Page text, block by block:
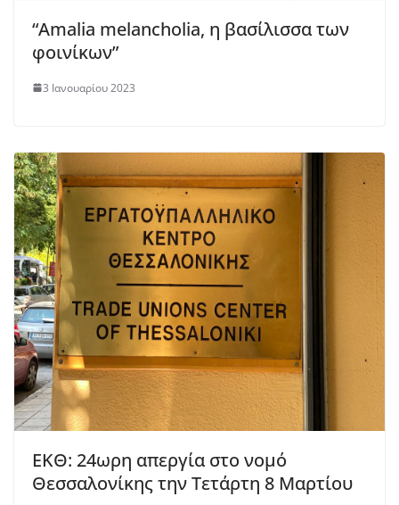
“Amalia melancholia, η βασίλισσα των
φοινίκων”
3 Ιανουαρίου 2023
ΕΚΘ: 24ωρη απεργία στο νομό
Θεσσαλονίκης την Τετάρτη 8 Μαρτίου